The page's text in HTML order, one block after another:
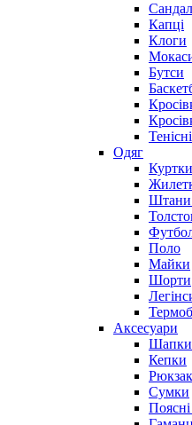
Капці
Клоги
Бутси
Одяг
Куртки
Штани
Поло
Майки
Шорти
Аксесуари
Шапки
Кепки
Сумки